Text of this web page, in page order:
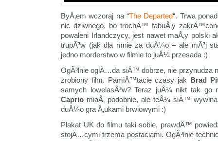
ByÅ‚em wczoraj na “The Departed“. Trwa
nic dziwnego, bo trochÄ™ fabuÅ‚y
powaleni Irlandczycy, jest nawet maÅ‚y polski
trupÃ³w (jak dla mnie za duÅ¼o – ale mÃ³j
jedno morderstwo w filmie to juÅ¼ przesada :)
OgÃ³lnie oglÄ…da siÄ™ dobrze, nie przynudza
zrobiony film. PamiÄ™tacie czasy jak
Brad
samych lowelasÃ³w? Teraz juÅ¼ nikt tak go
Caprio miaÅ‚ podobnie, ale teÅ¼ siÄ™
duÅ¼o gra Å‚ukami brwiowymi :)
Plakat UK do filmu taki sobie, prawdÄ™
stojÄ…cymi trzema postaciami. OgÃ³lnie